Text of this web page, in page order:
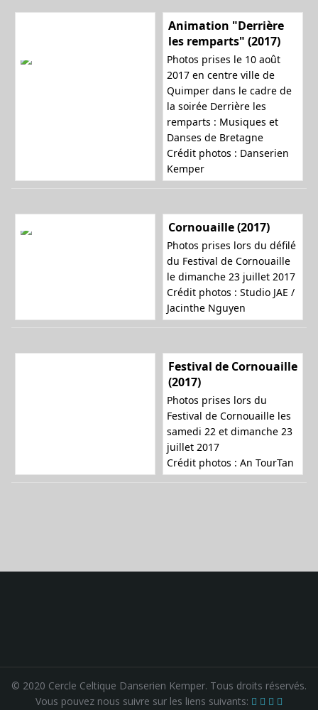
Animation "Derrière
les remparts" (2017)
Photos prises le 10 août
2017 en centre ville de
Quimper dans le cadre de
la soirée Derrière les
remparts : Musiques et
Danses de Bretagne
Crédit photos : Danserien
Kemper
Cornouaille (2017)
Photos prises lors du défilé
du Festival de Cornouaille
le dimanche 23 juillet 2017
Crédit photos : Studio JAE /
Jacinthe Nguyen
Festival de Cornouaille
(2017)
Photos prises lors du
Festival de Cornouaille les
samedi 22 et dimanche 23
juillet 2017
Crédit photos : An TourTan
© 2020 Cercle Celtique Danserien Kemper. Tous droits réservés.
Vous pouvez nous suivre sur les liens suivants: